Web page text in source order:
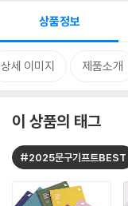
상품정보
상세 이미지 제품소개
이 상품의 태그
#2025문구기프트BEST